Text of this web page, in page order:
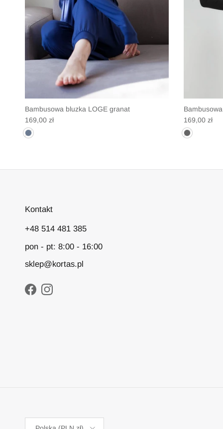
Bambusowa bluzka LOGE granat
Translation missing: pl.products.product.price.regular_price
169,00 zł
Translation
169,00 zł
Kontakt
+48 514 481 385
pon - pt: 8:00 - 16:00
sklep@kortas.pl
FacebookInstagram